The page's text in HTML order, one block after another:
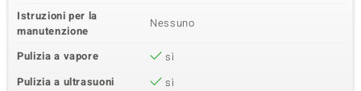
Istruzioni per la
manutenzione
Nessuno
Pulizia a vapore
sì
Pulizia a ultrasuoni
sì